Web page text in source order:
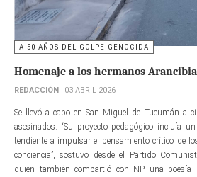
A 50 AÑOS DEL GOLPE GENOCIDA
Homenaje a los hermanos Arancibia
REDACCIÓN 03 ABRIL 2026
Se llevó a cabo en San Miguel de Tucumán a
asesinados. “Su proyecto pedagógico incluía
tendiente a impulsar el pensamiento crítico de
conciencia”, sostuvo desde el Partido
quien también compartió con NP una poesía